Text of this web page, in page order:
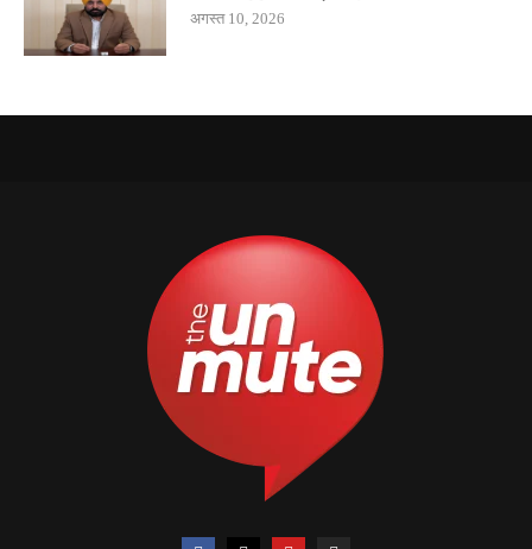
अगस्त 10, 2026